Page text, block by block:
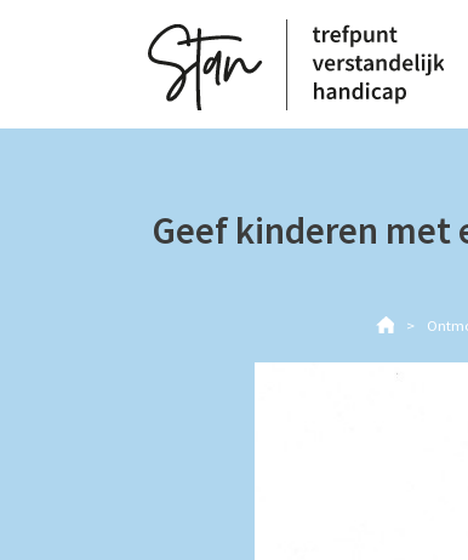
Geef kinderen met